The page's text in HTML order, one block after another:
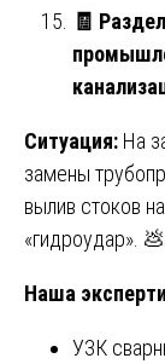
🧾
Ситуация: На
замены
вылив стоков
«гидроудар».
Наша
УЗК